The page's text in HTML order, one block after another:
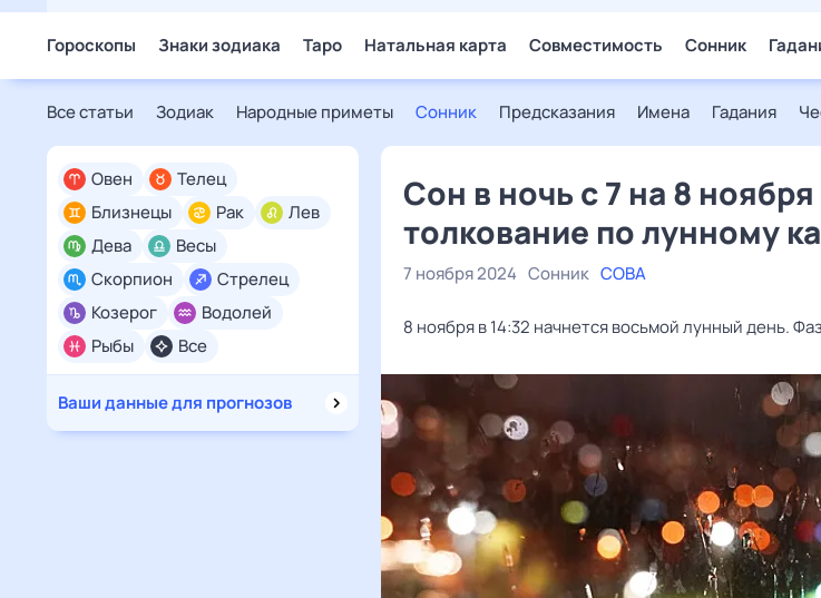
Гороскопы Знаки зодиака Таро Натальная карта Совместимость Сонник
Все статьи Зодиак Народные приметы Сонник Предсказания Имена Гадания
Все
Овен
Телец
Близнецы
Рак
Лев
Дева
Весы
Скорпион
Стрелец
Козерог
Водолей
Рыбы
Ваши данные для прогнозов
Сон в ночь с 7 на 8
толкование по лунному
7 ноября 2024 Сонник СОВА
8 ноября в 14:32 начнется восьмой лунный день.